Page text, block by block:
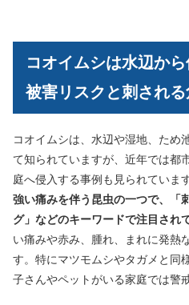
コオイムシは水辺か
被害リスクと刺され
コオイムシは、水辺や湿地、ため
て知られていますが、近年では都
庭へ侵入する事例も見られています
強い痛みを伴う昆虫の一つで、「
グ」などのキーワードで注目され
い痛みや赤み、腫れ、まれに発熱
す。特にマツモムシやタガメと同
子さんやペットがいる家庭では警